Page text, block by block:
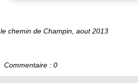
le chemin de Champin, aout 2013
Commentaire : 0